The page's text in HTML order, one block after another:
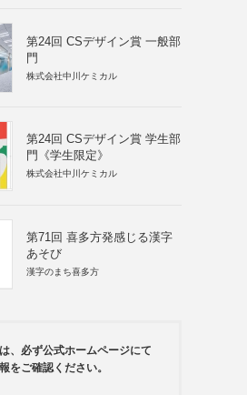
第24回 CSデザイン賞 一般部
門
株式会社中川ケミカル
第24回 CSデザイン賞 学生部
門《学生限定》
株式会社中川ケミカル
第71回 喜多方発感じる漢字
あそび
漢字のまち喜多方
、必ず公式ホームページにて
をご確認ください。